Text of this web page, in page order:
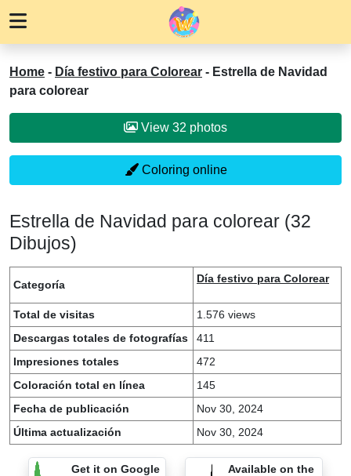
Home - Día festivo para Colorear - Estrella de Navidad
para colorear
View 32 photos
Coloring online
Estrella de Navidad para colorear (32
Dibujos)
Categoría Día festivo para Colorear
Total de visitas
1.576 views
Descargas totales de fotografías
411
Impresiones totales
472
Coloración total en línea
145
Fecha de publicación
Nov 30, 2024
Última actualización
Nov 30, 2024
Get it on Google
Available on the